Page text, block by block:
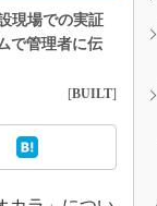
現場での実証
で管理者に伝
[BUILT]